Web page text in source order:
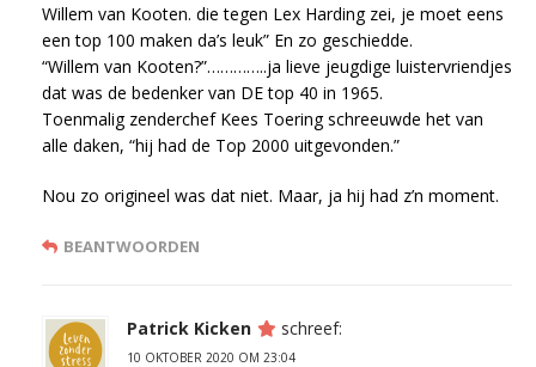
Willem van Kooten. die tegen Lex Harding zei, je moet eens
een top 100 maken da’s leuk” En zo geschiedde.
“Willem van Kooten?”…………..ja lieve jeugdige luistervriendjes
dat was de bedenker van DE top 40 in 1965.
Toenmalig zenderchef Kees Toering schreeuwde het van
alle daken, “hij had de Top 2000 uitgevonden.”
Nou zo origineel was dat niet. Maar, ja hij had z’n moment.
BEANTWOORDEN
Patrick Kicken schreef:
10 OKTOBER 2020 OM 23:04